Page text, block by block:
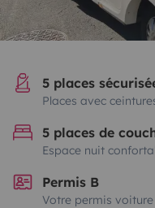
5 places
Places avec
5 places de
Espace nuit
Permis B
Votre permis